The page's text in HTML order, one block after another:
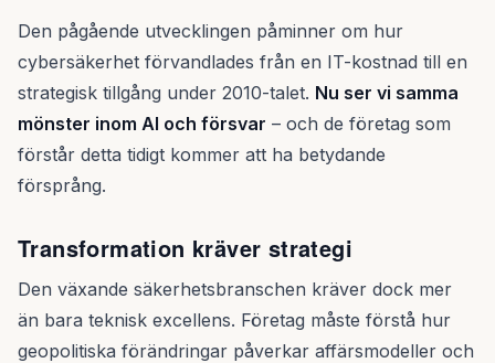
Den pågående utvecklingen påminner om hur
cybersäkerhet förvandlades från en IT-kostnad till en
strategisk tillgång under 2010-talet. Nu ser vi samma
mönster inom AI och försvar – och de företag som
förstår detta tidigt kommer att ha betydande
försprång.
Transformation kräver strategi
Den växande säkerhetsbranschen kräver dock mer
än bara teknisk excellens. Företag måste förstå hur
geopolitiska förändringar påverkar affärsmodeller och